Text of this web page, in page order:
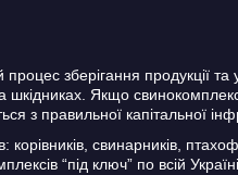
зберігання продукції
шкідниках. Якщо
з правильної капітальної
корівників, свинарників,
“під ключ” по всій